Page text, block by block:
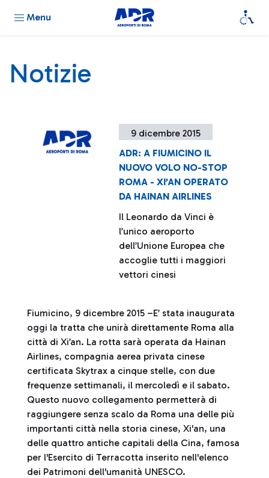
Menu
Notizie
9 dicembre 2015
ADR: A FIUMICINO IL
NUOVO VOLO NO-STOP
ROMA - XI’AN OPERATO
DA HAINAN AIRLINES
Il Leonardo da Vinci è
l’unico aeroporto
dell’Unione Europea che
accoglie tutti i maggiori
vettori cinesi
Fiumicino, 9 dicembre 2015 –E’ stata inaugurata
oggi la tratta che unirà direttamente Roma alla
città di Xi’an. La rotta sarà operata da Hainan
Airlines, compagnia aerea privata cinese
certificata Skytrax a cinque stelle, con due
frequenze settimanali, il mercoledì e il sabato.
Questo nuovo collegamento permetterà di
raggiungere senza scalo da Roma una delle più
importanti città nella storia cinese, Xi'an, una
delle quattro antiche capitali della Cina, famosa
per l'Esercito di Terracotta inserito nell'elenco
dei Patrimoni dell'umanità UNESCO.